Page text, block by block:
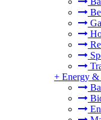
+ Energy &